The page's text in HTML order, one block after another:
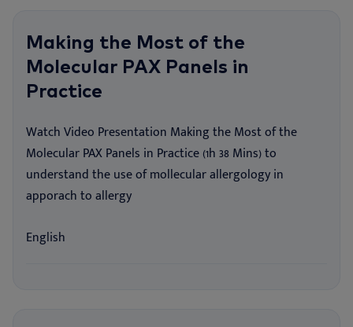
Making the Most of the
Molecular PAX Panels in
Practice
Watch Video Presentation Making the Most of the
Molecular PAX Panels in Practice (1h 38 Mins) to
understand the use of mollecular allergology in
apporach to allergy
English